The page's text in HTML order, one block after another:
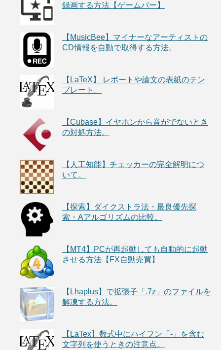
録画する方法【ゲームバー】
【MusicBee】マイナーなアーティストの
CD情報を自動で取得する方法。
【LaTeX】 レポートや論文の表紙のテン
プレート。
【Cubase】イヤホンから音がでないとき
の対処方法。
【人工知能】チェッカーの完全解明につ
いて。
【探索】ダイクストラ法・最良優先探
索・Aアルゴリズムの比較。
【MT4】PCが再起動しても自動的に起動
させる方法【FX自動売買】
【Lhaplus】で拡張子「.7z」のファイルを
解凍する方法。
【LaTex】数式中にハイフン「-」を含む
文字列を使うときの注意点。